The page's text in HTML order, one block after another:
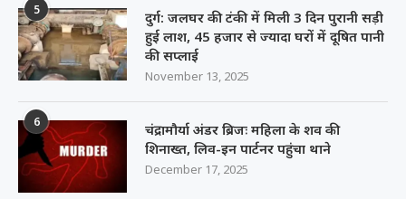
5
दुर्ग: जलघर की टंकी में मिली 3 दिन पुरानी सड़ी
हुई लाश, 45 हजार से ज्यादा घरों में दूषित पानी
की सप्लाई
November 13, 2025
6
चंद्रामौर्या अंडर ब्रिजः महिला के शव की
शिनाख्त, लिव-इन पार्टनर पहुंचा थाने
December 17, 2025